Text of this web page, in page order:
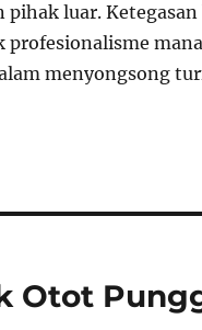
pihak luar.
profesionalisme
menyongsong
Otot